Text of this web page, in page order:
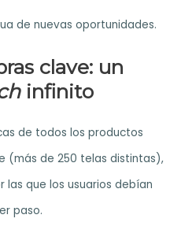
de nuevas oportunidades.
clave: un
infinito
de todos los productos
(más de 250 telas distintas),
las que los usuarios debían
paso.